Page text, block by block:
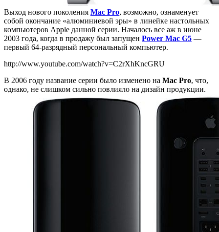
Выход нового поколения Mac Pro, возможно, ознаменует
собой окончание «алюминиевой эры» в линейке настольных
компьютеров Apple данной серии. Началось все аж в июне
2003 года, когда в продажу был запущен Power Mac G5 —
первый 64-разрядный персональный компьютер.
http://www.youtube.com/watch?v=C2rXhKncGRU
В 2006 году название серии было изменено на Mac Pro, что,
однако, не слишком сильно повлияло на дизайн продукции.